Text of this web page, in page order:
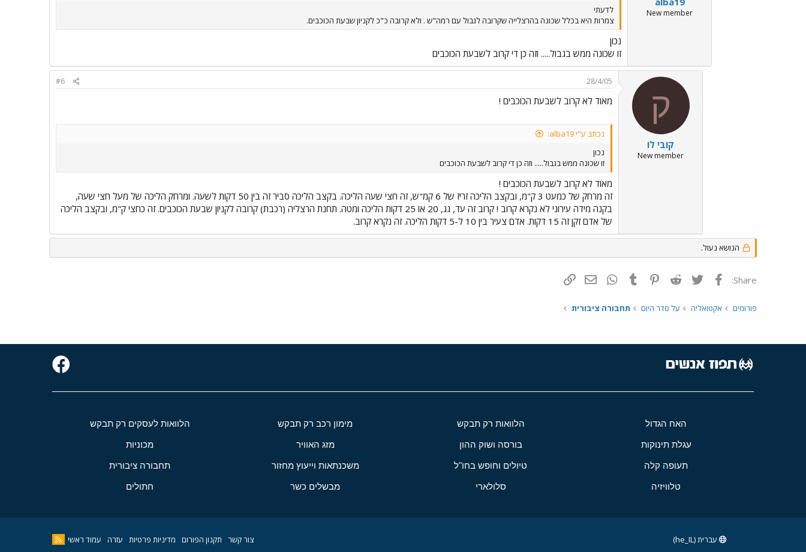
New member
לדעתי
צמרות היא בכלל שכונה בהרצלייה שקרובה לגבול עם רמה"ש . ולא קרובה כ"כ לקניון שבעת הכוכבים.
נכון
זו שכונה ממש בגבול..... וזה כן די קרוב לשבעת הכוכבים
ק
קובי לו
New member
28/4/05
#6
מאוד לא קרוב לשבעת הכוכבים !
נכתב ע"י alba19:
נכון
זו שכונה ממש בגבול..... וזה כן די קרוב לשבעת הכוכבים
מאוד לא קרוב לשבעת הכוכבים !
זה מרחק של כמעט 3 ק"מ, ובקצב הליכה זריז של 6 קמ"ש, זה חצי שעה הליכה. בקצב הליכה סביר זה בין 50 דקות לשעה. ומרחק הליכה של מעל חצי שעה,
בקנה מידה עירוני לא נקרא קרוב ! קרוב זה עד, גג, 20 או 25 דקות הליכה ומטה. תחנת הרצליה (רכבת) קרובה לקניון שבעת הכוכבים. זה כחצי ק"מ, ובקצב הליכה
של אדם זקן זה 15 דקות. אדם צעיר בין 10 ל-5 דקות הליכה. זה נקרא קרוב.
הנושא נעול.
Share: פייסבוק Twitter
Reddit
Pinterest
Tumblr
WhatsAppדואר אלקטרוני
פורומים אקטואליה על סדר היום תחבורה ציבורית
האח הגדול הלוואות רק תבקש מימון רכב רק תבקש הלוואות לעסקים רק תבקש
עגלת תינוקות בורסה ושוק ההון מזג האוויר מכוניות
תעופה קלה טיולים וחופש בחו"ל משכנתאות וייעוץ מחזור תחבורה ציבורית
טלוויזיה סלולארי מבשלים כשר חתולים
צור קשר תקנון הפורום מדיניות פרטיות עזרה עמוד ראשי עברית (he_IL)